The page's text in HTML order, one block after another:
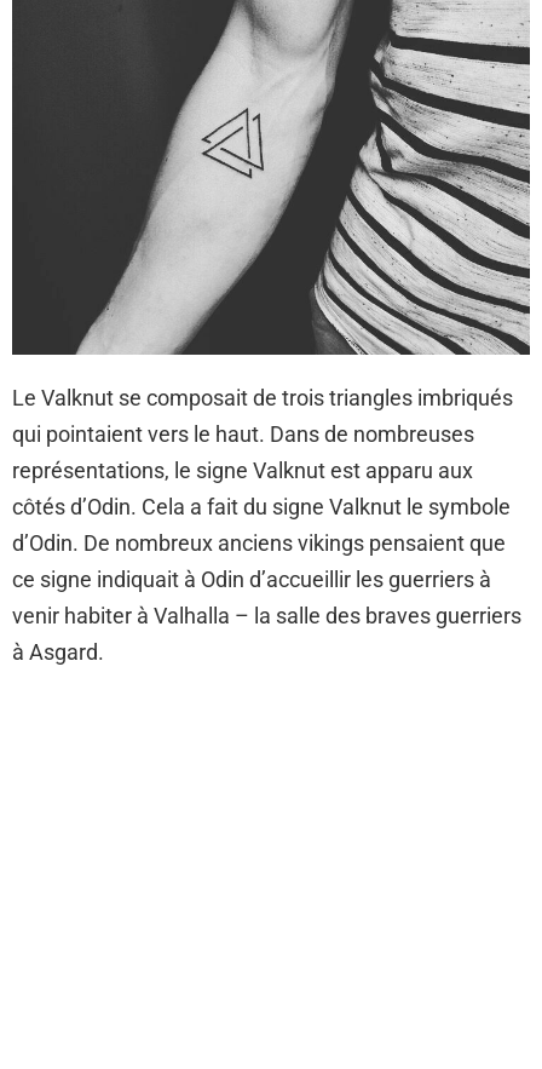
Le Valknut se composait de trois triangles imbriqués
qui pointaient vers le haut. Dans de nombreuses
représentations, le signe Valknut est apparu aux
côtés d’Odin. Cela a fait du signe Valknut le symbole
d’Odin. De nombreux anciens vikings pensaient que
ce signe indiquait à Odin d’accueillir les guerriers à
venir habiter à Valhalla – la salle des braves guerriers
à Asgard.